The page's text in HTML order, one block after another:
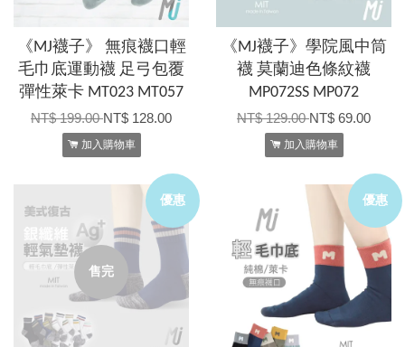
《MJ襪子》 無痕襪口輕
毛巾底運動襪 足弓包覆
彈性萊卡 MT023 MT057
NT$ 199.00NT$ 128.00
加入購物車
《MJ襪子》學院風中筒
襪 莫蘭迪色條紋襪
MP072SS MP072
NT$ 129.00NT$ 69.00
加入購物車
優惠
售完
優惠